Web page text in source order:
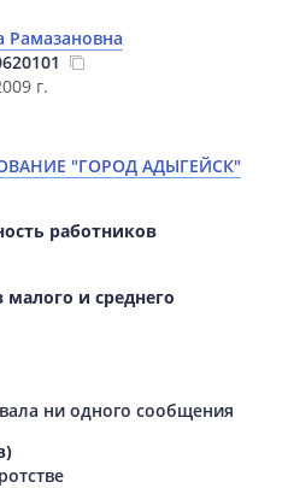
Рамазановна
г.
"ГОРОД АДЫГЕЙСК"
работников
и среднего
ни одного сообщения